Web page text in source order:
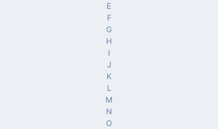
E
F
G
H
I
J
K
L
M
N
O